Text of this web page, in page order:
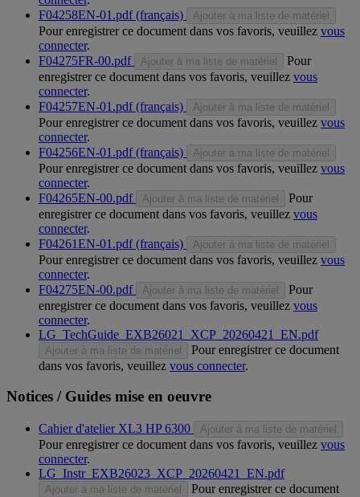
F04258EN-01.pdf (français)
Ajouter à ma liste de matériel
Pour enregistrer ce document dans vos favoris, veuillez vous
connecter.
F04275FR-00.pdf
Ajouter à ma liste de matériel
Pour
enregistrer ce document dans vos favoris, veuillez vous
connecter.
F04257EN-01.pdf (français)
Ajouter à ma liste de matériel
Pour enregistrer ce document dans vos favoris, veuillez vous
connecter.
F04256EN-01.pdf (français)
Ajouter à ma liste de matériel
Pour enregistrer ce document dans vos favoris, veuillez vous
connecter.
F04265EN-00.pdf
Ajouter à ma liste de matériel
Pour
enregistrer ce document dans vos favoris, veuillez vous
connecter.
F04261EN-01.pdf (français)
Ajouter à ma liste de matériel
Pour enregistrer ce document dans vos favoris, veuillez vous
connecter.
F04275EN-00.pdf
Ajouter à ma liste de matériel
Pour
enregistrer ce document dans vos favoris, veuillez vous
connecter.
LG_TechGuide_EXB26021_XCP_20260421_EN.pdf
Ajouter à ma liste de matériel
Pour enregistrer ce document
dans vos favoris, veuillez vous connecter.
Notices / Guides mise en oeuvre
Cahier d'atelier XL3 HP 6300 Ajouter à ma liste de matériel
Pour enregistrer ce document dans vos favoris, veuillez vous
connecter.
LG_Instr_EXB26023_XCP_20260421_EN.pdf
Ajouter à ma liste de matériel
Pour enregistrer ce document